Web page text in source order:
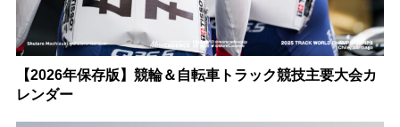
【2026年保存版】競輪＆自転車トラック競技主要大会カ
レンダー